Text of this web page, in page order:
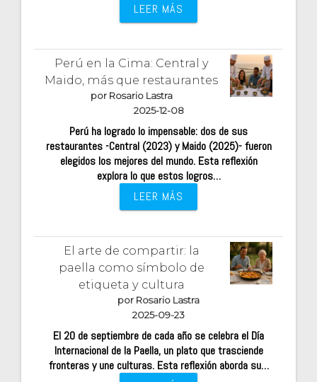
LEER MÁS
Perú en la Cima: Central y
Maido, más que restaurantes
por Rosario Lastra
2025-12-08
Perú ha logrado lo impensable: dos de sus
restaurantes -Central (2023) y Maido (2025)- fueron
elegidos los mejores del mundo. Esta reflexión
explora lo que estos logros…
LEER MÁS
El arte de compartir: la
paella como símbolo de
etiqueta y cultura
por Rosario Lastra
2025-09-23
El 20 de septiembre de cada año se celebra el Día
Internacional de la Paella, un plato que trasciende
fronteras y une culturas. Esta reflexión aborda su…